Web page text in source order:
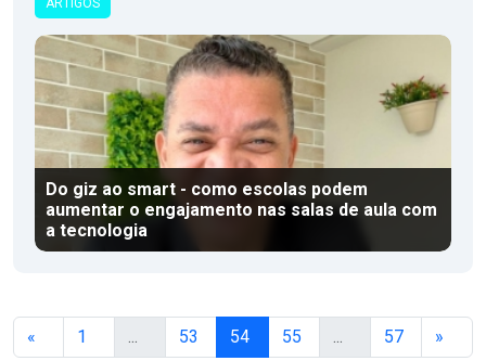
Do giz ao smart - como escolas podem
aumentar o engajamento nas salas de aula com
a tecnologia
« 1 53 54 55 57 »